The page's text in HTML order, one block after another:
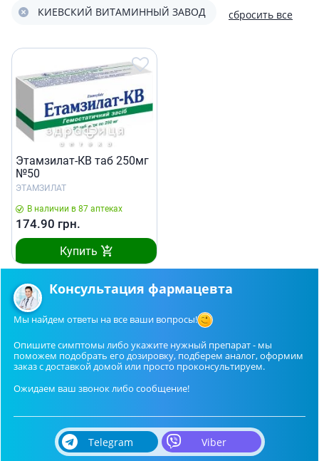
КИЕВСКИЙ ВИТАМИННЫЙ ЗАВОД сбросить все
Этамзилат-КВ таб 250мг
№50
ЭТАМЗИЛАТ
В наличии в 87 аптеках
174.90 грн.
Купить
Консультация фармацевта
Мы найдем ответы на все ваши вопросы!
Опишите симптомы либо укажите нужный препарат - мы
поможем подобрать его дозировку, подберем аналог, оформим
заказ с доставкой домой или просто проконсультируем.
Ожидаем ваш звонок либо сообщение!
Telegram Viber